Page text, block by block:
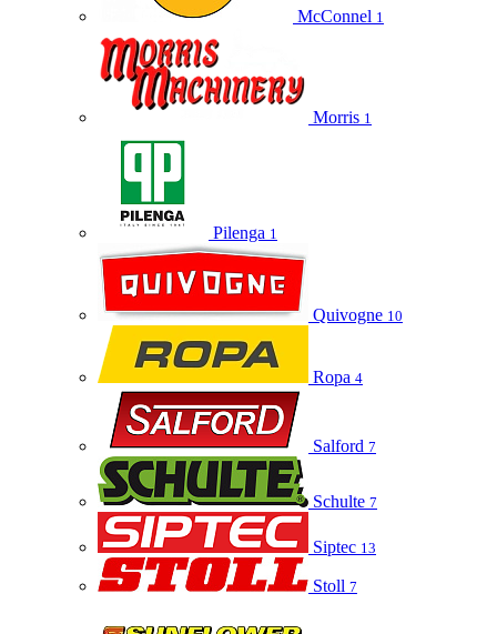
McConnel 1
Morris 1
Pilenga 1
Quivogne 10
Ropa 4
Salford 7
Schulte 7
Siptec 13
Stoll 7